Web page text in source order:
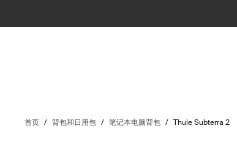
首页 / 背包和日用包 / 笔记本电脑背包 / Thule Subterra 2